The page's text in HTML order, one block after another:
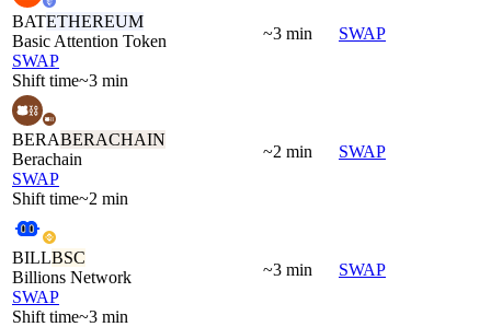
BATETHEREUM
Basic Attention Token
SWAP
Shift time~3 min
~3 min SWAP
BERABERACHAIN
Berachain
SWAP
Shift time~2 min
~2 min SWAP
BILLBSC
Billions Network
SWAP
Shift time~3 min
~3 min SWAP